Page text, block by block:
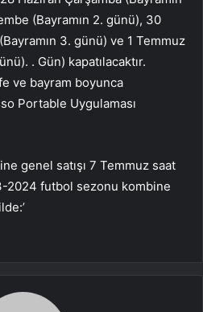
(Bayramın 2. günü), 30
3. günü) ve 1 Temmuz
. Gün) kapatılacaktır.
ve bayram boyunca
Portable Uygulaması
genel satışı 7 Temmuz saat
2024 futbol sezonu kombine